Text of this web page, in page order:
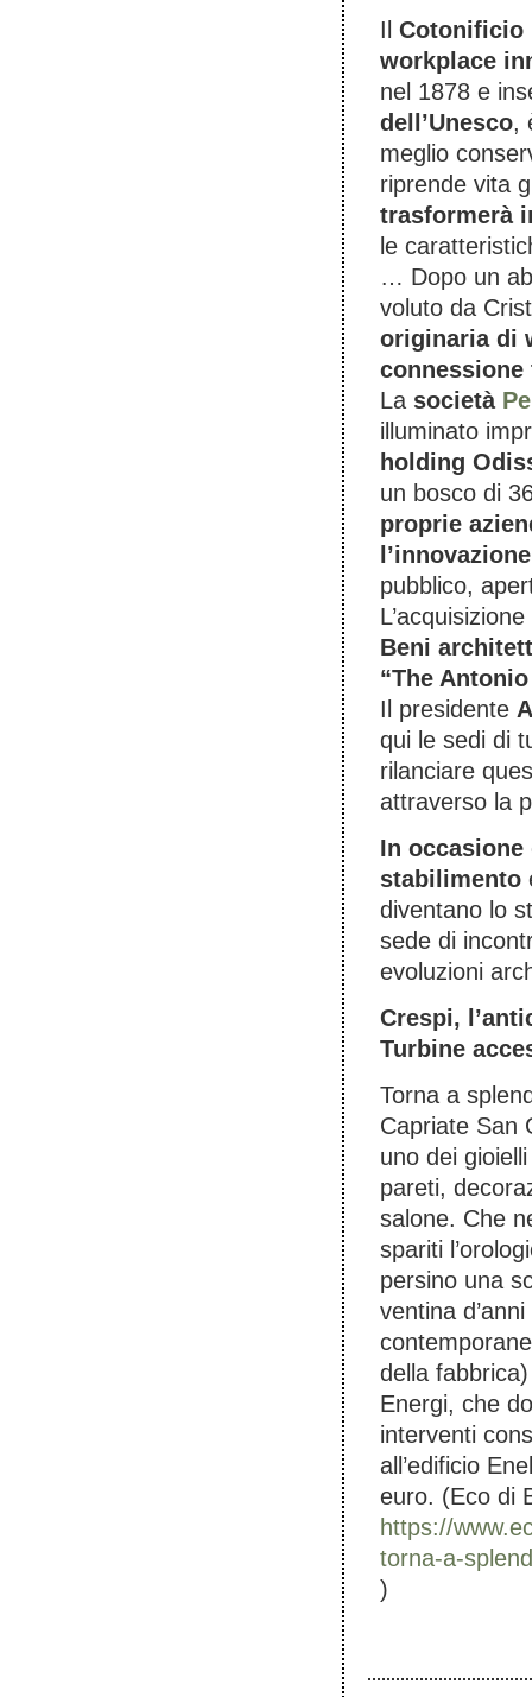
Il Cotonificio
workplace
nel 1878 e
dell’Unesco,
meglio
riprende vita
trasformerà
le
… Dopo un
voluto da
originaria di
La società
illuminato
holding
un bosco di
proprie
pubblico,
Beni
“The
Il presidente
qui le sedi di
rilanciare
attraverso la
In occasione
stabilimento
diventano lo
sede di
evoluzioni
Crespi,
Turbine
Torna a
Capriate San
uno dei
pareti,
salone. Che
spariti
persino una
ventina
della
Energi, che
interventi
all’edificio
euro. (Eco di
https://
torna-a-
)